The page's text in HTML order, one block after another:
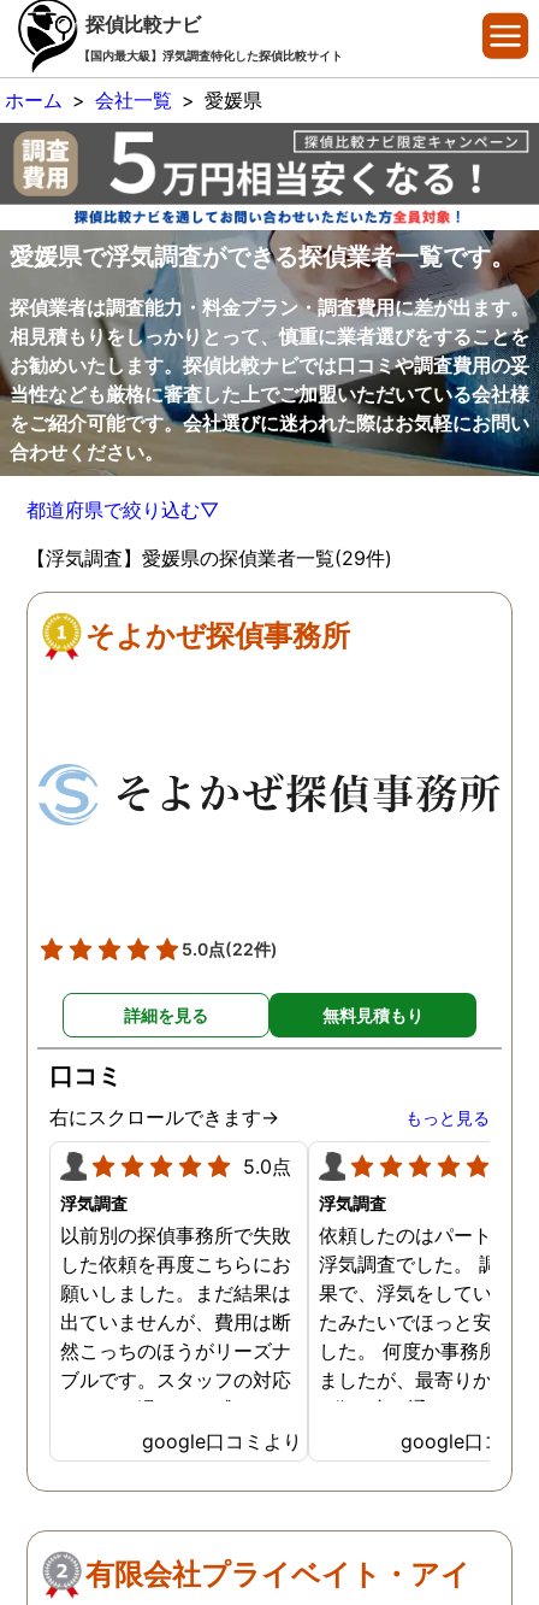
探偵比較ナビ
【国内最大級】浮気調査特化した探偵比較サイト
ホーム > 会社一覧 > 愛媛県
愛媛県で浮気調査ができる探偵業者一覧です。
探偵業者は調査能力・料金プラン・調査費用に差が出ます。
相見積もりをしっかりとって、慎重に業者選びをすることを
お勧めいたします。探偵比較ナビでは口コミや調査費用の妥
当性なども厳格に審査した上でご加盟いただいている会社様
をご紹介可能です。会社選びに迷われた際はお気軽にお問い
合わせください。
都道府県で絞り込む▽
【浮気調査】愛媛県の探偵業者一覧(29件)
そよかぜ探偵事務所
5.0点(22件)
詳細を見る 無料見積もり
口コミ
右にスクロールできます→ もっと見る
5.0点
浮気調査
以前別の探偵事務所で失敗
した依頼を再度こちらにお
願いしました。まだ結果は
出ていませんが、費用は断
然こっちのほうがリーズナ
ブルです。スタッフの対応
なんかも温かみを感じま
す。はじめからこちらにす
ればよかったです😢 …
google口コミより
浮気調査
依頼したのはパートナー
浮気調査でした。 調査
果で、浮気をしていなか
たみたいでほっと安心し
した。 何度か事務所に
ましたが、最寄りから徒
3分程度で通いやすかっ
google口コミ
有限会社プライベイト・アイ